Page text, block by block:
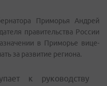
Приморья Андрей
правительства России
в Приморье вице-
за развитие региона.
к руководству